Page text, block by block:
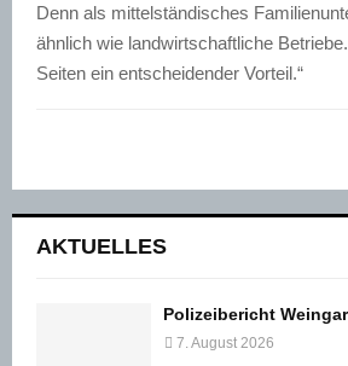
Denn als mittelständisches
ähnlich wie landwirtschaftliche
Seiten ein entscheidender Vorteil.“
AKTUELLES
Polizeibericht
7. August 2026